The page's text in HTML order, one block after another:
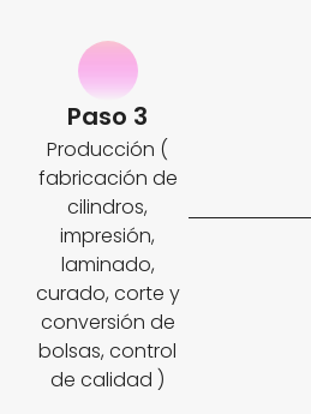
Paso 3
Producción (
fabricación de
cilindros,
impresión,
laminado,
curado, corte y
conversión de
bolsas, control
de calidad )